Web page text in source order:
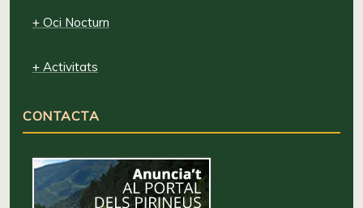
+ Oci Nocturn
+ Activitats
CONTACTA